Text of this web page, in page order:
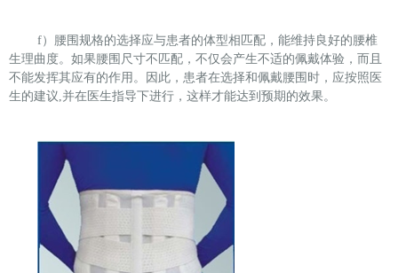
f）腰围规格的选择应与患者的体型相匹配，能维持良好的腰椎
生理曲度。如果腰围尺寸不匹配，不仅会产生不适的佩戴体验，而且
不能发挥其应有的作用。因此，患者在选择和佩戴腰围时，应按照医
生的建议,并在医生指导下进行，这样才能达到预期的效果。